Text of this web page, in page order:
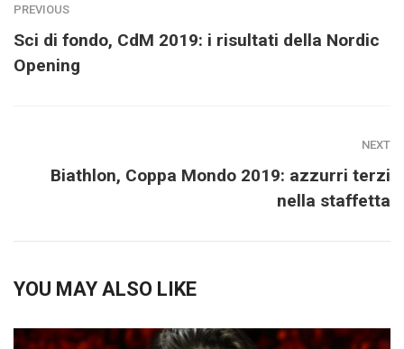
PREVIOUS
Sci di fondo, CdM 2019: i risultati della Nordic
Opening
NEXT
Biathlon, Coppa Mondo 2019: azzurri terzi
nella staffetta
YOU MAY ALSO LIKE